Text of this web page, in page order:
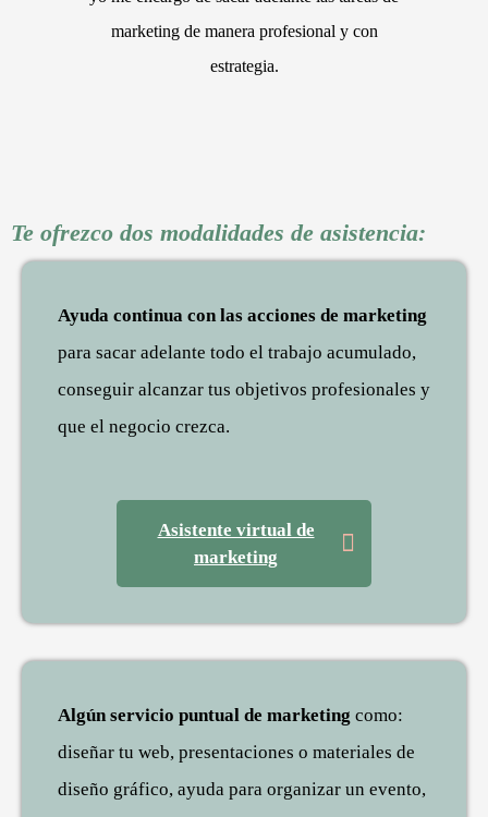
marketing de manera profesional y con
estrategia.
Te ofrezco dos modalidades de asistencia:
Ayuda continua con las acciones de marketing
para sacar adelante todo el trabajo acumulado,
conseguir alcanzar tus objetivos profesionales y
que el negocio crezca.
Asistente virtual de
marketing
Algún servicio puntual de marketing como:
diseñar tu web, presentaciones o materiales de
diseño gráfico, ayuda para organizar un evento,